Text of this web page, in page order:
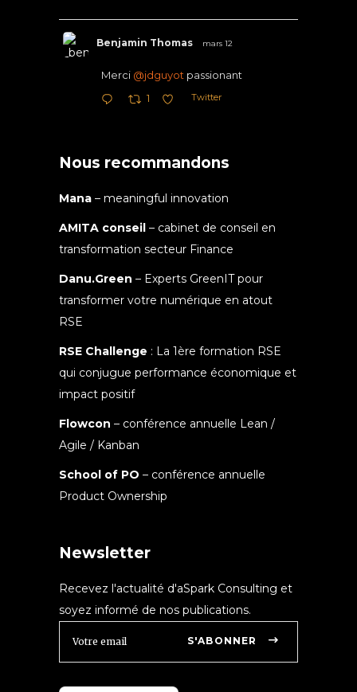
Benjamin Thomas mars 12
Merci @jdguyot passionant
1 Twitter
Nous recommandons
Mana – meaningful innovation
AMITA conseil – cabinet de conseil en
transformation secteur Finance
Danu.Green – Experts GreenIT pour
transformer votre numérique en atout
RSE
RSE Challenge : La 1ère formation RSE
qui conjugue performance économique et
impact positif
Flowcon – conférence annuelle Lean /
Agile / Kanban
School of PO – conférence annuelle
Product Ownership
Newsletter
Recevez l'actualité d'aSpark Consulting et
soyez informé de nos publications.
S'ABONNER